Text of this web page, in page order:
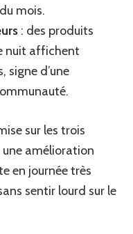
mois.
: des produits
nuit affichent
signe d’une
sur les trois
amélioration
en journée très
sentir lourd sur le